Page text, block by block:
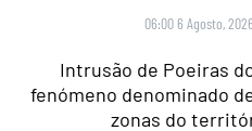
06:00 6 Agosto, 2026
Intrusão de Poeiras
fenómeno denominado
zonas do